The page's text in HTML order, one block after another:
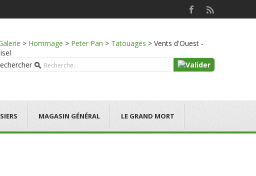
> Hommage > Peter Pan > Tatouages > Vents d'Ouest -
MAGASIN GÉNÉRAL LE GRAND MORT